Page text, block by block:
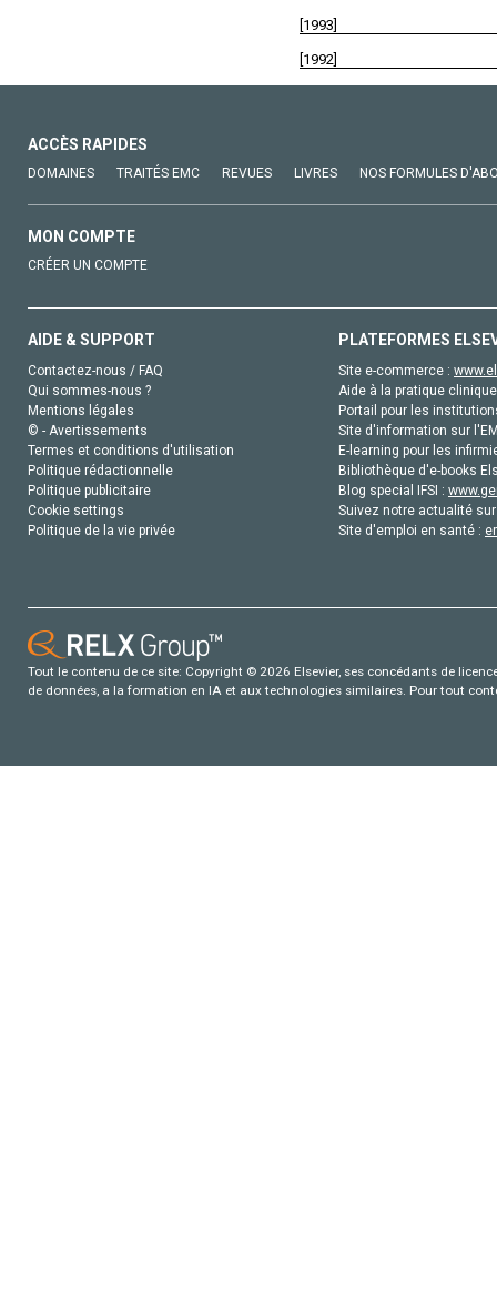
[1993]
[1992]
ACCÈS RAPIDES
DOMAINES TRAITÉS EMC REVUES LIVRES NOS FORMULES
MON COMPTE
CRÉER UN COMPTE
AIDE & SUPPORT
Contactez-nous / FAQ
Qui sommes-nous ?
Mentions légales
© - Avertissements
Termes et conditions d'utilisation
Politique rédactionnelle
Politique publicitaire
Cookie settings
Politique de la vie privée
PLATEFORMES
Site e-commerce :
Aide à la pratique
Portail pour les
Site d'information sur
E-learning pour les
Bibliothèque d'e-books
Blog special IFSI :
Suivez notre actualité
Site d'emploi en santé :
Tout le contenu de ce site: Copyright © 2026 Elsevier, ses concédants de
de données, a la formation en IA et aux technologies similaires. Pour tout